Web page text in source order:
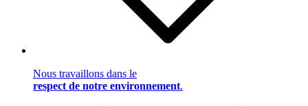
Nous travaillons dans le
respect de notre environnement.